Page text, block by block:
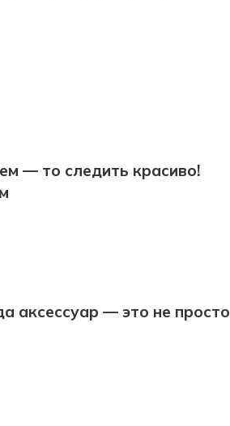
— то следить красиво!
аксессуар — это не просто